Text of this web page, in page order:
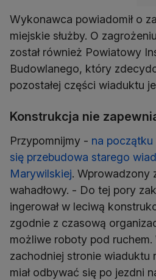
Wykonawca powiadomił o
miejskie służby. O
został również Powiatowy
Budowlanego, który
pozostałej części wiaduktu
Konstrukcja nie
Przypomnijmy - na początku
się przebudowa starego
Marywilskiej. Wprowadzony
wahadłowy. - Do tej pory
ingerował w leciwą
zgodnie z czasową
możliwe roboty pod ruchem.
zachodniej stronie wiaduktu
miał odbywać się po jezdni